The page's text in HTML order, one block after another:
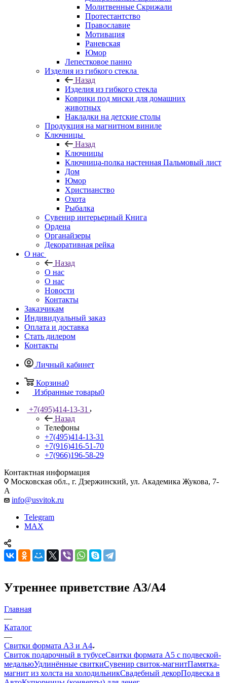
Молитвенные Скрижали
Протестантство
Православие
Мотивация
Раневская
Юмор
Лепестковое панно
Изделия из гибкого стекла
Назад
Изделия из гибкого стекла
Коврики под миски для домашних
животных
Накладки на детские столы
Продукция на магнитном виниле
Ключницы
Назад
Ключницы
Ключница-полка настенная Пальмовый лист
Дом
Юмор
Христианство
Охота
Рыбалка
Сувенир интерьерный Книга
Ордена
Органайзеры
Декоративная рейка
О нас
Назад
О нас
О нас
Новости
Контакты
Заказчикам
Индивидуальный заказ
Оплата и доставка
Стать дилером
Контакты
Личный кабинет
Корзина0
Избранные товары0
+7(495)414-13-31
Назад
Телефоны
+7(495)414-13-31
+7(916)416-51-70
+7(966)196-58-29
Контактная информация
Московская обл., г. Дзержинский, ул. Академика Жукова, 7-
А
info@usvitok.ru
Telegram
MAX
Утреннее приветствие А3/A4
Главная
—
Каталог
—
Свитки формата А3 и А4
Свиток подарочный в тубусеСвитки формата А5 с подвеской-
медальюУдлинённые свиткиСувенир свиток-магнитПамятка-
магнит из холста на холодильникСвадебный декорПодвеска в